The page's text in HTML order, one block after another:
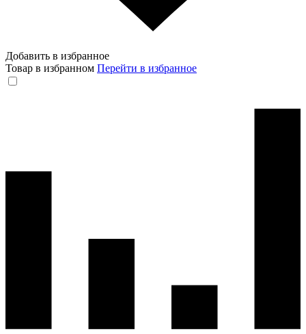
Добавить в избранное
Товар в избранном Перейти в избранное